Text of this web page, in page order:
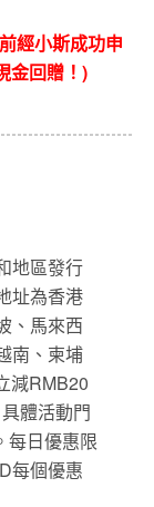
經小斯成功申
金回贈！)
地區發行
址為香港
、馬來西
南、柬埔
減RMB20
體活動門
每日優惠限
每個優惠